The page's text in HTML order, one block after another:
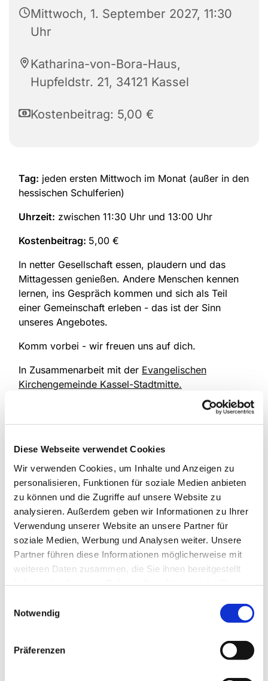
Diese Webseite verwendet Cookies
Wir verwenden Cookies, um Inhalte und Anzeigen zu
personalisieren, Funktionen für soziale Medien anbieten
zu können und die Zugriffe auf unsere Website zu
analysieren. Außerdem geben wir Informationen zu Ihrer
Verwendung unserer Website an unsere Partner für
soziale Medien, Werbung und Analysen weiter. Unsere
Partner führen diese Informationen möglicherweise mit
weiteren Daten zusammen, die Sie ihnen bereitgestellt
Notwendig
Präferenzen
Mittwoch, 1. September 2027, 11:30
Uhr
Katharina-von-Bora-Haus,
Hupfeldstr. 21, 34121 Kassel
Kostenbeitrag: 5,00 €
Tag: jeden ersten Mittwoch im Monat (außer in den
hessischen Schulferien)
Uhrzeit: zwischen 11:30 Uhr und 13:00 Uhr
Kostenbeitrag: 5,00 €
In netter Gesellschaft essen, plaudern und das
Mittagessen genießen. Andere Menschen kennen
lernen, ins Gespräch kommen und sich als Teil
einer Gemeinschaft erleben - das ist der Sinn
unseres Angebotes.
Komm vorbei - wir freuen uns auf dich.
In Zusammenarbeit mit der Evangelischen
Kirchengemeinde Kassel-Stadtmitte.